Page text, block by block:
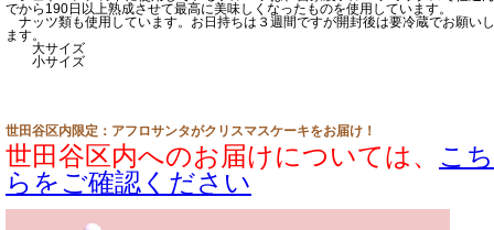
でから190日以上熟成させて最高に美味しくなったものを使用しています。
ナッツ類も使用しています。お日持ちは３週間ですが開封後は要冷蔵でお願いし
ます。
大サイズ
小サイズ
世田谷区内限定：アフロサンタがクリスマスケーキをお届け！
世田谷区内へのお届けについては、 こち
らをご確認ください